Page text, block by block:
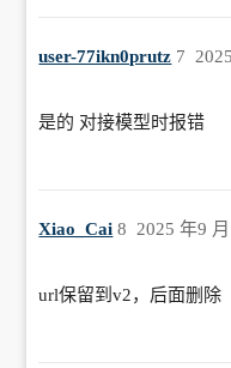
user-77ikn0prutz 7
是的 对接模型时报错
Xiao_Cai 2025 年9
8
url保留到v2，后面删除